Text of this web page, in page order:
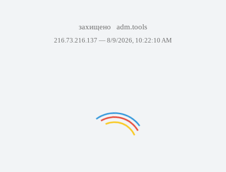
захищено adm.tools
216.73.216.137 — 8/9/2026, 10:22:10 AM